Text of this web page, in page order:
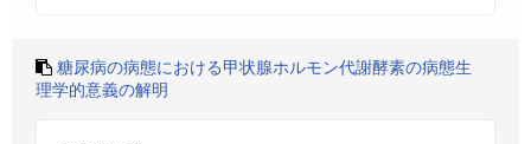
糖尿病の病態における甲状腺ホルモン代謝酵素の病態生
理学的意義の解明